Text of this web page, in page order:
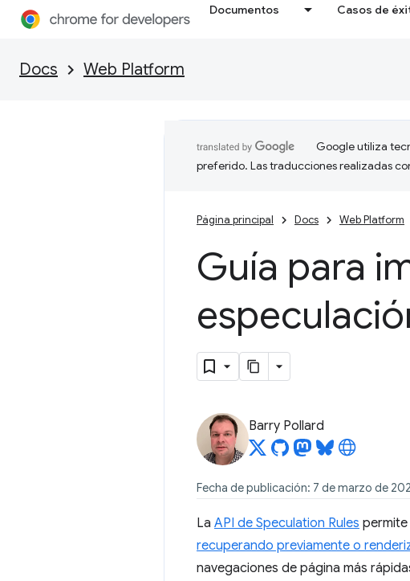
Documentos Casos de
Docs Web Platform
Google utiliza
preferido. Las traducciones realizadas
Página principal Docs Web Platform
Guía para
Barry Pollard
Fecha de publicación: 7 de marzo de
La API de Speculation Rules permite
recuperando previamente o
navegaciones de página más